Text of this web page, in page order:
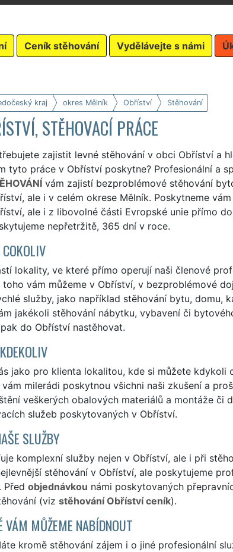
Ceník stěhování Vydělávejte s námi
kraj okres Mělník Obříství Stěhování
STĚHOVACÍ PRÁCE
zajistit levné stěhování v obci Obříství a
tyto práce v Obříství poskytne? Profesionální a
vám zajistí bezproblémové stěhování
ale i v celém okrese Mělník. Poskytneme
ale i z libovolné části Evropské unie přímo
nepřetržitě, 365 dní v roce.
lokality, ve které přímo operují naši členové
toho vám můžeme v Obříství, v bezproblémové
služby, jako například stěhování bytu, domu,
jakékoli stěhování nábytku, vybavení či
do Obříství nastěhovat.
jako pro klienta lokalitou, kde si můžete kdykoli
milerádi poskytnou všichni naši zkušení a
veškerých obalových materiálů a montáže či
služeb poskytovaných v Obříství.
SLUŽBY
komplexní služby nejen v Obříství, ale i při
stěhování v Obříství, ale poskytujeme
Před objednávkou námi poskytovaných
(viz stěhování Obříství ceník).
VÁM MŮŽEME NABÍDNOUT
kromě stěhování zájem i o jiné profesionální